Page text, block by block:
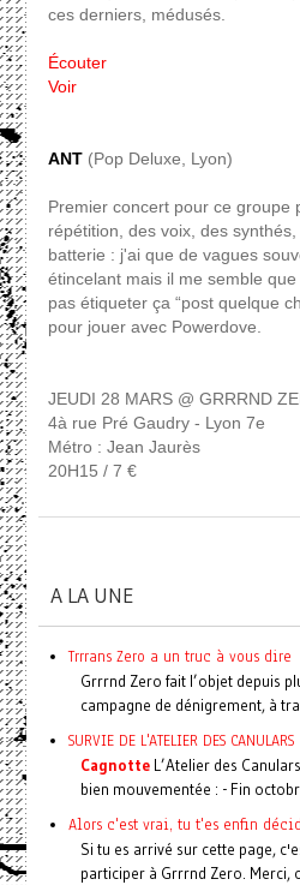
ces derniers, médusés.
Écouter
Voir
ANT(Pop Deluxe, Lyon)
Premier concert pour ce groupe
répétition, des voix, des
batterie : j'ai que de vagues
étincelant mais il me semble
pas étiqueter ça “post quelque
pour jouer avec Powerdove.
JEUDI 28 MARS @ GRRRND
4à rue Pré Gaudry - Lyon 7e
Métro : Jean Jaurès
20H15 / 7 €
A LA UNE
Trrrans Zero a un truc à vous dire
Grrrnd Zero fait l’objet depuis
campagne de dénigrement, à
SURVIE DE L'ATELIER DES CANULARS
CagnotteL’Atelier des
bien mouvementée : - Fin
Alors c'est vrai, tu t'es enfin
Si tu es arrivé sur cette page,
participer à Grrrnd Zero. Merci,